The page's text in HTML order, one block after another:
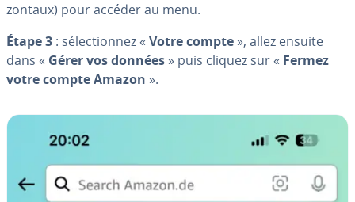
zon­taux) pour accéder au menu.
Étape 3 : sé­lec­tion­nez « Votre compte », allez ensuite
dans « Gérer vos données » puis cliquez sur « Fermez
votre compte Amazon ».